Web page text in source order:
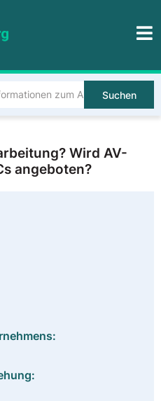
Suchen
Wird AV-
angeboten?